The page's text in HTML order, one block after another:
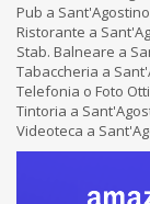
Pub a Sant'Agostino
Ristorante a
Stab. Balneare a
Tabaccheria a
Telefonia o Foto
Tintoria a
Videoteca a